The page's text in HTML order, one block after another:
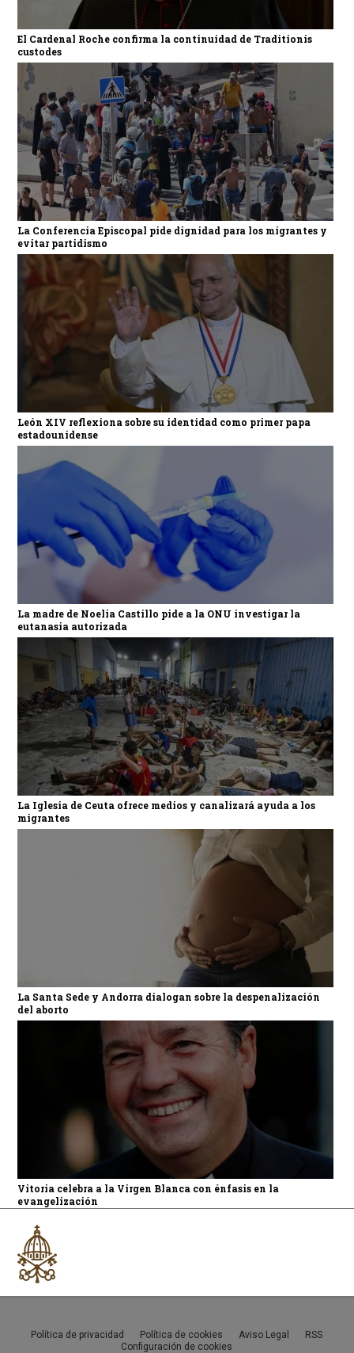
El Cardenal Roche confirma la continuidad de Traditionis
custodes
La Conferencia Episcopal pide dignidad para los migrantes y
evitar partidismo
León XIV reflexiona sobre su identidad como primer papa
estadounidense
La madre de Noelia Castillo pide a la ONU investigar la
eutanasia autorizada
La Iglesia de Ceuta ofrece medios y canalizará ayuda a los
migrantes
La Santa Sede y Andorra dialogan sobre la despenalización
del aborto
Vitoria celebra a la Virgen Blanca con énfasis en la
evangelización
Política de privacidad Política de cookies Aviso Legal
RSS
Configuración de cookies